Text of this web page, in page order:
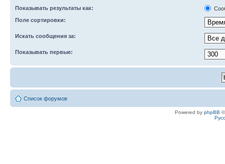
Показывать результаты как:
Поле сортировки:
Искать сообщения за:
Показывать первые:
Список форумов
Powered by phpBB